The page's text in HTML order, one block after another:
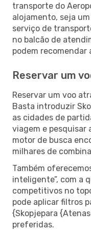
transporte do
alojamento, seja
serviço de
no balcão de
podem recomendar
Reservar um
Reservar um voo
Basta introduzir
as cidades de
viagem e pesquisar
motor de busca
milhares de
Também
inteligente”, com a
competitivos no
pode aplicar filtros
{Skopjepara
preferidas.